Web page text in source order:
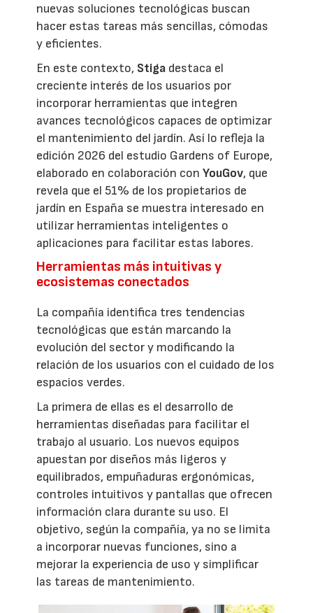
nuevas soluciones tecnológicas buscan
hacer estas tareas más sencillas, cómodas
y eficientes.
En este contexto, Stiga destaca el
creciente interés de los usuarios por
incorporar herramientas que integren
avances tecnológicos capaces de optimizar
el mantenimiento del jardín. Así lo refleja la
edición 2026 del estudio Gardens of Europe,
elaborado en colaboración conYouGov, que
revela que el 51% de los propietarios de
jardín en España se muestra interesado en
utilizar herramientas inteligentes o
aplicaciones para facilitar estas labores.
Herramientas más intuitivas y
ecosistemas conectados
La compañía identifica tres tendencias
tecnológicas que están marcando la
evolución del sector y modificando la
relación de los usuarios con el cuidado de los
espacios verdes.
La primera de ellas es el desarrollo de
herramientas diseñadas para facilitar el
trabajo al usuario. Los nuevos equipos
apuestan por diseños más ligeros y
equilibrados, empuñaduras ergonómicas,
controles intuitivos y pantallas que ofrecen
información clara durante su uso. El
objetivo, según la compañía, ya no se limita
a incorporar nuevas funciones, sino a
mejorar la experiencia de uso y simplificar
las tareas de mantenimiento.